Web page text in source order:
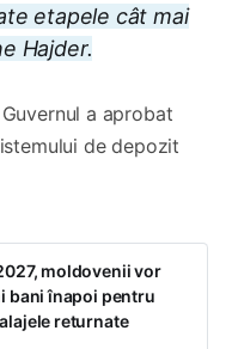
etapele cât mai
Hajder.
a aprobat
de depozit
moldovenii vor
bani înapoi pentru
returnate